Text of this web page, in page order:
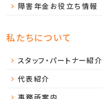
障害年金お役立ち情報
私たちについて
スタッフ・パートナー紹介
代表紹介